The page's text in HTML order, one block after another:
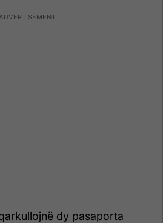
dy pasaporta